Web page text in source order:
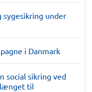
under
i Danmark
social sikring ved
til